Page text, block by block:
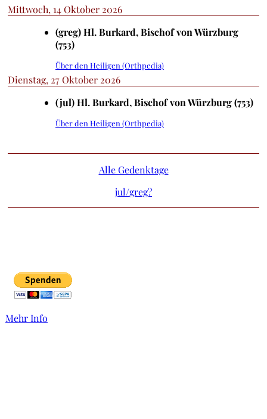
Mittwoch, 14 Oktober 2026
(greg) Hl. Burkard, Bischof von Würzburg
(753)
Über den Heiligen (Orthpedia)
Dienstag, 27 Oktober 2026
(jul) Hl. Burkard, Bischof von Würzburg (753)
Über den Heiligen (Orthpedia)
Alle Gedenktage
jul/greg?
Mehr Info